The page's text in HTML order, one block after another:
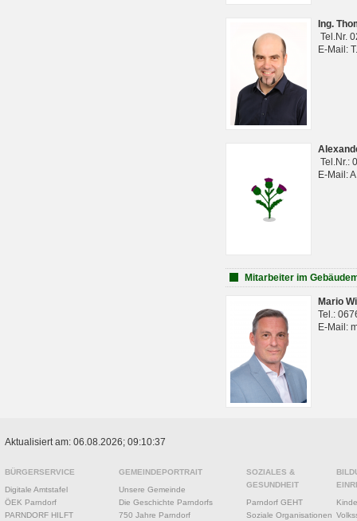
Ing.
Tel.Nr.
E-Mail:
Tel.Nr.:
E-Mail:
Mitarbeiter im
Mario
Tel.:
E-Mail:
Aktualisiert am: 06.08.2026; 09:10:37
BÜRGERSERVICE
Digitale Amtstafel
ÖEK Parndorf
PARNDORF HILFT
GEMEINDEPORTRAIT
Unsere Gemeinde
Die Geschichte Parndorfs
750 Jahre Parndorf
SOZIALES &
GESUNDHEIT
Parndorf GEHT
Soziale Organisationen